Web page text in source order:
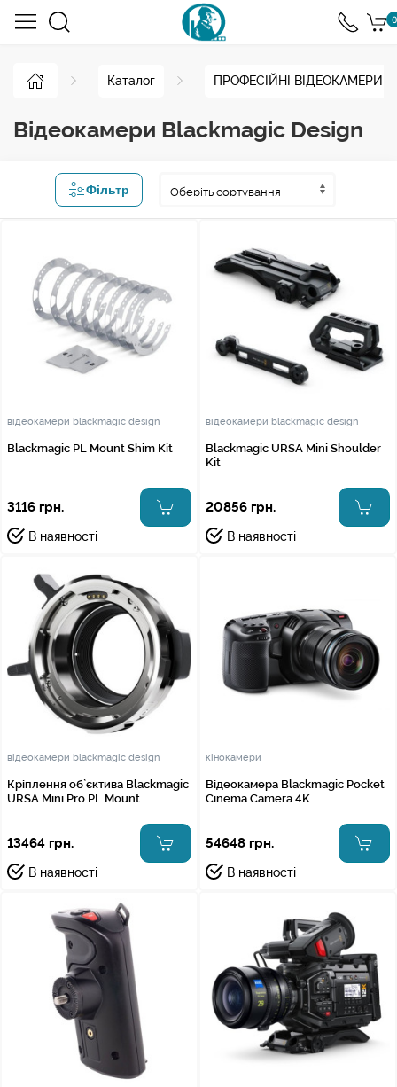
0
Каталог ПРОФЕСІЙНІ ВІДЕОКАМЕРИ
Відеокамери Blackmagic Design
Фільтр
відеокамери blackmagic design
Blackmagic PL Mount Shim Kit
3116 грн.
В наявності
відеокамери blackmagic design
Blackmagic URSA Mini Shoulder
Kit
20856 грн.
В наявності
відеокамери blackmagic design
Кріплення об`єктива Blackmagic
URSA Mini Pro PL Mount
13464 грн.
В наявності
кінокамери
Відеокамера Blackmagic Pocket
Cinema Camera 4K
54648 грн.
В наявності